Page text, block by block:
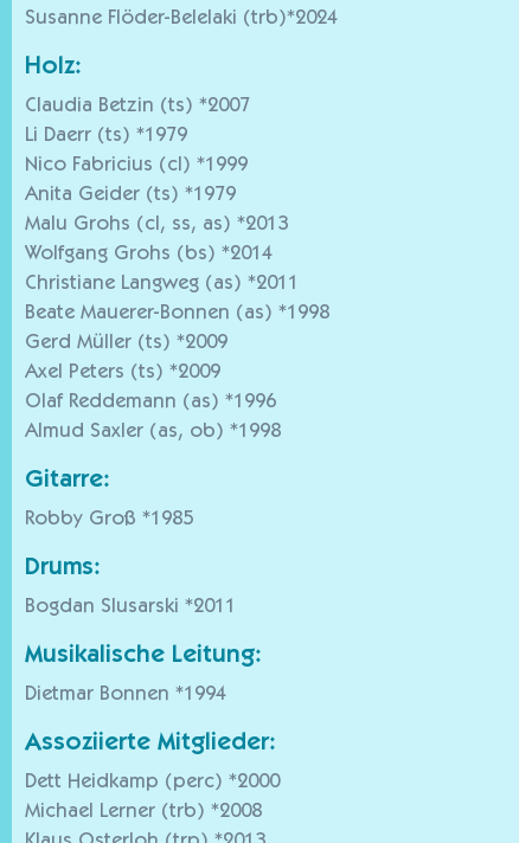
Susanne Flöder-Belelaki (trb)*2024
Holz:
Claudia Betzin (ts) *2007
Li Daerr (ts) *1979
Nico Fabricius (cl) *1999
Anita Geider (ts) *1979
Malu Grohs (cl, ss, as) *2013
Wolfgang Grohs (bs) *2014
Christiane Langweg (as) *2011
Beate Mauerer-Bonnen (as) *1998
Gerd Müller (ts) *2009
Axel Peters (ts) *2009
Olaf Reddemann (as) *1996
Almud Saxler (as, ob) *1998
Gitarre:
Robby Groß *1985
Drums:
Bogdan Slusarski *2011
Musikalische Leitung:
Dietmar Bonnen *1994
Assoziierte Mitglieder:
Dett Heidkamp (perc) *2000
Michael Lerner (trb) *2008